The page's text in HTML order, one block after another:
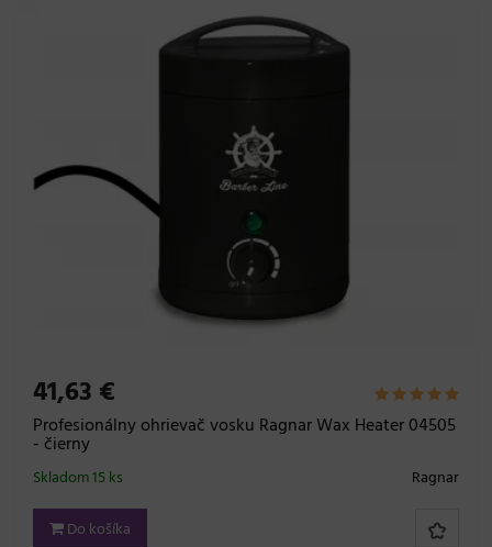
41,63 €
Profesionálny ohrievač vosku Ragnar Wax Heater 04505
- čierny
Ragnar
Skladom 15 ks
Do košíka